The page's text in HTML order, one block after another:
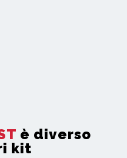
è diverso
kit